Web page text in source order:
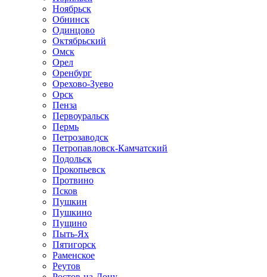
Ноябрьск
Обнинск
Одинцово
Октябрьский
Омск
Орел
Оренбург
Орехово-Зуево
Орск
Пенза
Первоуральск
Пермь
Петрозаводск
Петропавловск-Камчатский
Подольск
Прокопьевск
Протвино
Псков
Пушкин
Пушкино
Пущино
Пыть-Ях
Пятигорск
Раменское
Реутов